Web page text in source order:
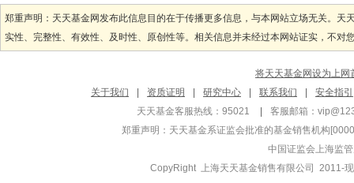
管理基金
惠升惠泽混合C
惠升惠泽混合A
管理基金
惠升和赢纯
惠升和赢纯
管理基金
惠升医药健康6个
管理基金
惠升和顺恒
惠升和顺恒
郑重声明：天天基金网发布此信息目的在于传播更多信息，与本网站立场无关。
实性、完整性、有效性、及时性、原创性等。相关信息并未经过本网站证实，不
将天天基金网设为上网
关于我们
资质证明 研究中心 联系我们
安全指引
天天基金客服热线：95021
客服邮箱：
郑重声明： 天天基金系证监会批准的基金销售机构
中国证监会上海监
CopyRight 上海天天基金销售有限公司 2011-